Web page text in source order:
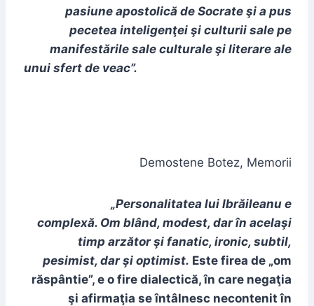
pasiune apostolică de Socrate şi a pus
pecetea inteligenţei şi culturii sale pe
manifestările sale culturale şi literare ale
unui sfert de veac”.
Demostene Botez, Memorii
„Personalitatea lui Ibrăileanu e
complexă. Om blând, modest, dar în acelaşi
timp arzător şi fanatic, ironic, subtil,
pesimist, dar şi optimist. Este firea de „om
răspântie”, e o fire dialectică, în care negaţia
şi afirmaţia se întâlnesc necontenit în